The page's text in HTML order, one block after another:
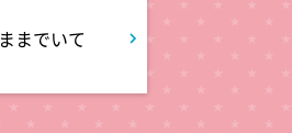
でBUDDiiS
までいて